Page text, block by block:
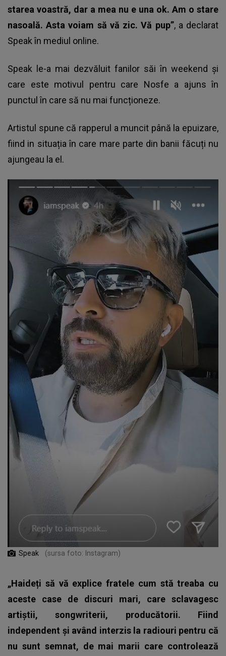
starea voastră, dar a mea nu e una ok. Am o stare
nasoală. Asta voiam să vă zic. Vă pup”, a declarat
Speak în mediul online.
Speak le-a mai dezvăluit fanilor săi în weekend și
care este motivul pentru care Nosfe a ajuns în
punctul în care să nu mai funcționeze.
Artistul spune că rapperul a muncit până la epuizare,
fiind in situația în care mare parte din banii făcuți nu
ajungeau la el.
Speak (sursa foto: Instagram)
„Haideți să vă explice fratele cum stă treaba cu
aceste case de discuri mari, care sclavagesc
artiștii, songwriterii, producătorii. Fiind
independent și având interzis la radiouri pentru că
nu sunt semnat, de mai marii care controlează